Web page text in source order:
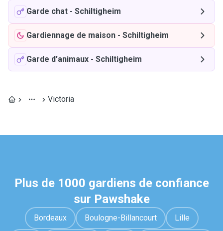
Garde chat - Schiltigheim
Gardiennage de maison - Schiltigheim
Garde d'animaux - Schiltigheim
Victoria
Plus de 1000 gardiens de confiance
sur Pawshake
Bordeaux Boulogne-Billancourt Lille